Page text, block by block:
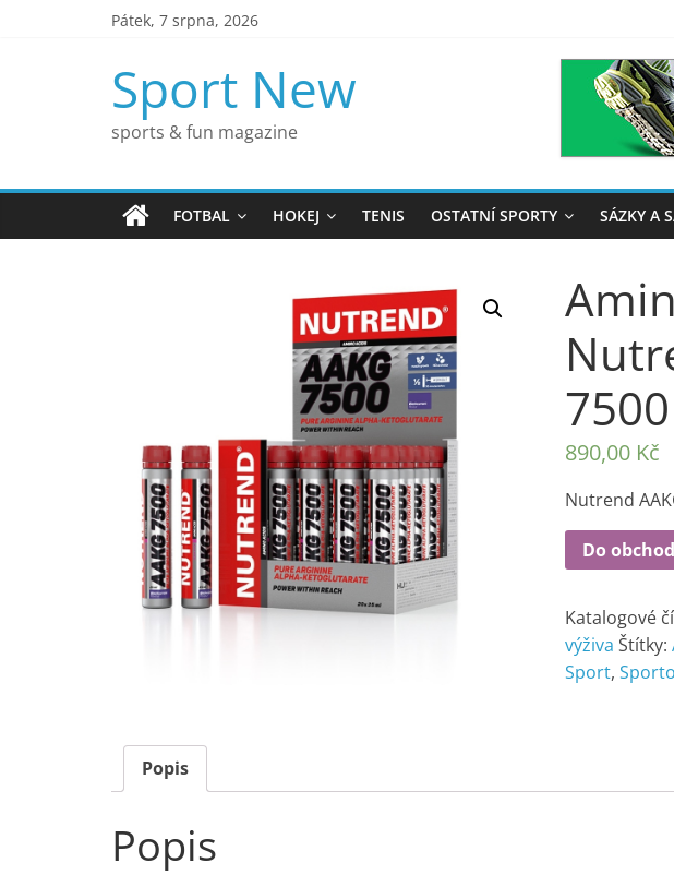
Pátek, 7 srpna, 2026
Sport New
sports & fun magazine
FOTBAL HOKEJ TENIS OSTATNÍ SPORTY SÁZKY A
890,00 Kč
Nutrend
Do
Katalogové
výživa Štítky:
Sport,
Popis
Popis